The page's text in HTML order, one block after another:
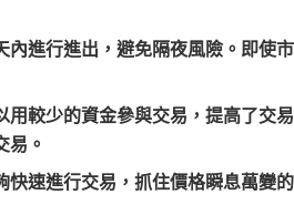
內進行進出，避免隔夜風險。即使
較少的資金參與交易，提高了交
易。
速進行交易，抓住價格瞬息萬變的